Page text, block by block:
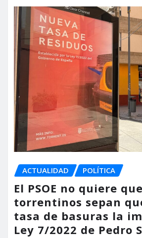
ACTUALIDAD POLÍTICA
El PSOE no quiere
torrentinos sepan
tasa de basuras la
Ley 7/2022 de Pedro